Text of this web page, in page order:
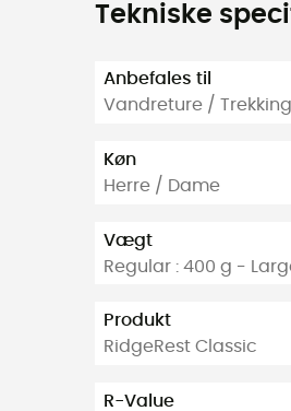
Tekniske
Anbefales til
Vandreture /
Køn
Herre / Dame
Vægt
Regular : 400 g -
Produkt
RidgeRest Classic
R-Value